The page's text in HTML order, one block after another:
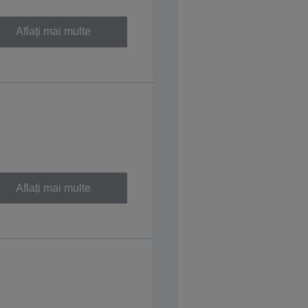
Aflați mai multe
Aflați mai multe